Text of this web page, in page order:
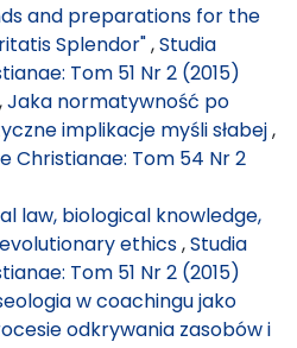
and preparations for the
Splendor",Studia
Tom 51 Nr 2 (2015)
Jaka normatywność po
implikacje myśli słabej,
Christianae: Tom 54 Nr 2
law, biological knowledge,
ethics,Studia
Tom 51 Nr 2 (2015)
w coachingu jako
odkrywania zasobów i